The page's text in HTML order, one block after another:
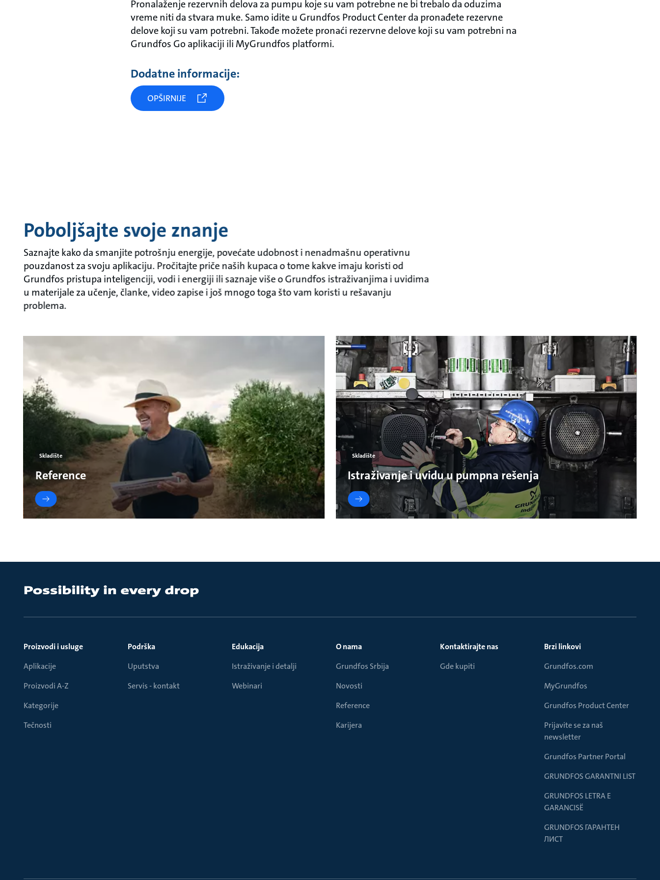
Pronalaženje rezervnih delova za pumpu koje su vam potrebne ne bi trebalo da oduzima
vreme niti da stvara muke. Samo idite u Grundfos Product Center da pronađete rezervne
delove koji su vam potrebni. Takođe možete pronaći rezervne delove koji su vam potrebni na
Grundfos Go aplikaciji ili MyGrundfos platformi.
Dodatne informacije:
OPŠIRNIJE
Poboljšajte svoje znanje
Saznajte kako da smanjite potrošnju energije, povećate udobnost i nenadmašnu operativnu
pouzdanost za svoju aplikaciju. Pročitajte priče naših kupaca o tome kakve imaju koristi od
Grundfos pristupa inteligenciji, vodi i energiji ili saznaje više o Grundfos istraživanjima i uvidima
u materijale za učenje, članke, video zapise i još mnogo toga što vam koristi u rešavanju
problema.
Skladište
Reference
Skladište
Istraživanje i uvidu u pumpna rešenja
Proizvodi i usluge
Aplikacije
Proizvodi A-Z
Kategorije
Tečnosti
Podrška
Uputstva
Servis - kontakt
Edukacija
Istraživanje i detalji
Webinari
O nama
Grundfos Srbija
Novosti
Reference
Karijera
Kontaktirajte nas
Gde kupiti
Brzi linkovi
Grundfos.com
MyGrundfos
Grundfos Product Center
Prijavite se za naš
newsletter
Grundfos Partner Portal
GRUNDFOS GARANTNI LIST
GRUNDFOS LETRA E
GARANCISË
GRUNDFOS ГАРАНТЕН
ЛИСТ